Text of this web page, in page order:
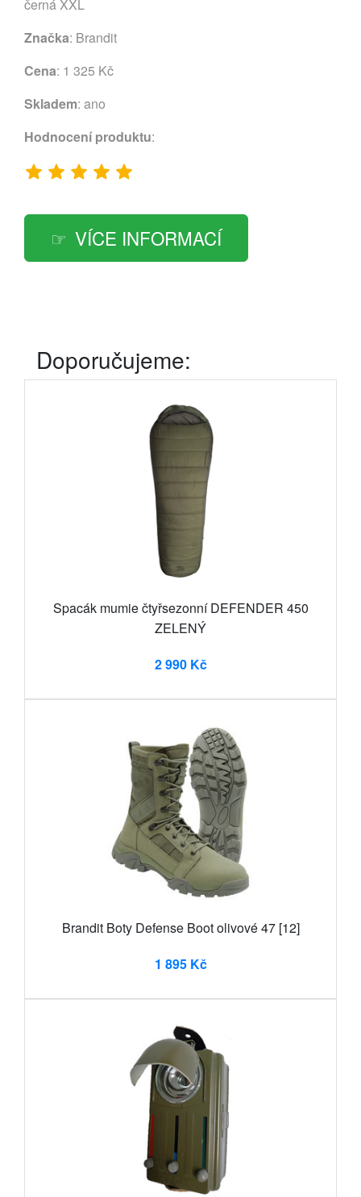
černá XXL
Značka: Brandit
Cena: 1 325 Kč
Skladem: ano
Hodnocení produktu:
VÍCE INFORMACÍ
Doporučujeme:
Spacák mumie čtyřsezonní DEFENDER 450
ZELENÝ
2 990 Kč
Brandit Boty Defense Boot olivové 47 [12]
1 895 Kč